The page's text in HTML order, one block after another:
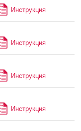
Инструкция
Инструкция
Инструкция
Инструкция